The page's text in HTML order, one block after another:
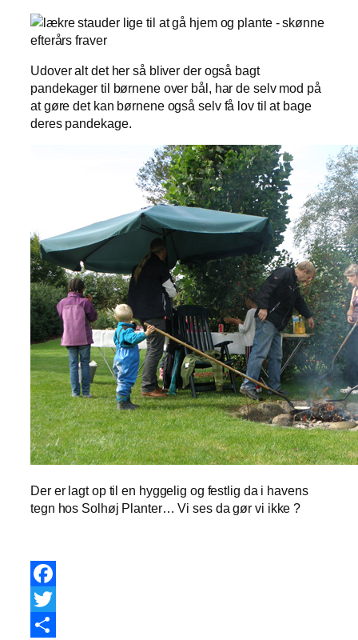
Udover alt det her så bliver der også bagt
pandekager til børnene over bål, har de selv mod på
at gøre det kan børnene også selv få lov til at bage
deres pandekage.
Der er lagt op til en hyggelig og festlig da i havens
tegn hos Solhøj Planter… Vi ses da gør vi ikke ?
Facebook
Twitter